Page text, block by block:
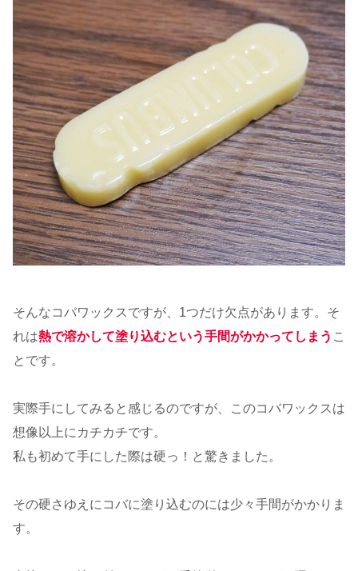
そんなコバワックスですが、1つだけ欠点があります。そ
れは熱で溶かして塗り込むという手間がかかってしまう こ
とです。
実際手にしてみると感じるのですが、このコバワックスは
想像以上にカチカチです。
私も初めて手にした際は硬っ！と驚きました。
その硬さゆえにコバに塗り込むのには少々手間がかかりま
す。